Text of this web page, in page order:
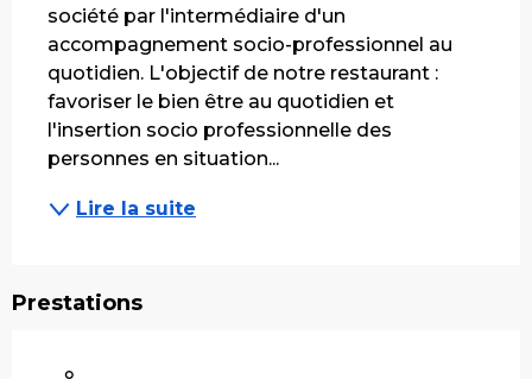
société par l'intermédiaire d'un
accompagnement socio-professionnel au
quotidien. L'objectif de notre restaurant :
favoriser le bien être au quotidien et
l'insertion socio professionnelle des
personnes en situation...
Lire la suite
Prestations